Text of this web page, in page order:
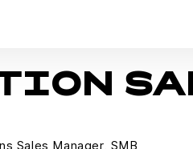
Sales Manager, SMB